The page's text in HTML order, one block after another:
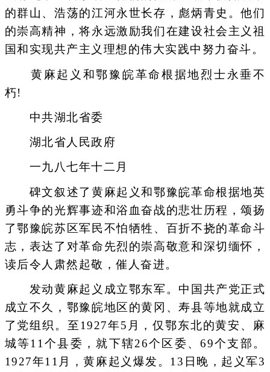
的群山、浩荡的江河永世长存，彪炳青史。他们
的崇高精神，将永远激励我们在建设社会主义祖
国和实现共产主义理想的伟大实践中努力奋斗。
黄麻起义和鄂豫皖革命根据地烈士永垂不
朽!
中共湖北省委
湖北省人民政府
一九八七年十二月
碑文叙述了黄麻起义和鄂豫皖革命根据地英
勇斗争的光辉事迹和浴血奋战的悲壮历程，颂扬
了鄂豫皖苏区军民不怕牺牲、百折不挠的革命斗
志，表达了对革命先烈的崇高敬意和深切缅怀，
读后令人肃然起敬，催人奋进。
发动黄麻起义成立鄂东军。中国共产党正式
成立不久，鄂豫皖地区的黄冈、寿县等地就成立
了党组织。至1927年5月，仅鄂东北的黄安、麻
城等11个县委，就下辖26个区委、69个支部。
1927年11月，黄麻起义爆发。13日晚，起义军3